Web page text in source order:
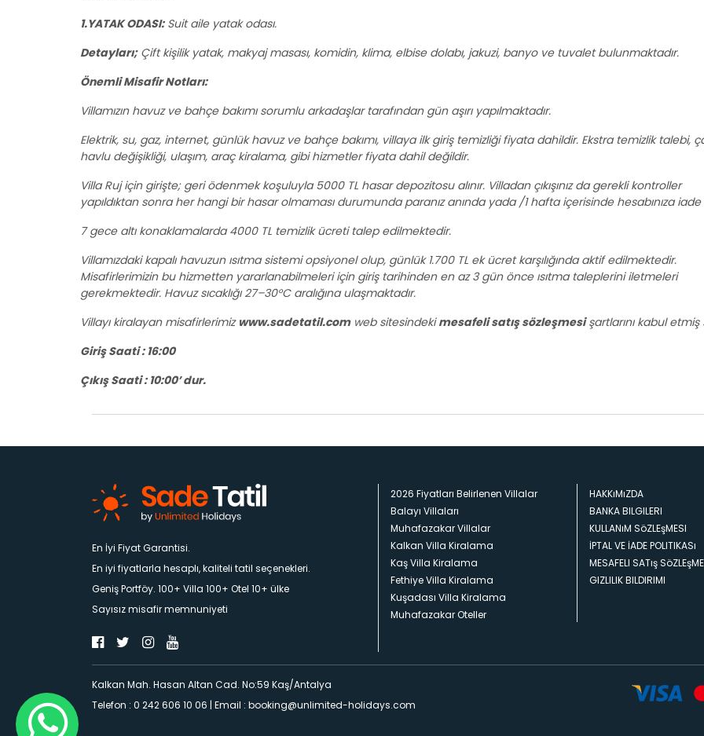
1.YATAK ODASI:Suit aile yatak odası.
Detayları;Çift kişilik yatak, makyaj masası, komidin, klima, elbise dolabı, jakuzi, banyo ve tuvalet bulunmaktadır.
Önemli Misafir Notları:
Villamızın havuz ve bahçe bakımı sorumlu arkadaşlar tarafından gün aşırı yapılmaktadır.
Elektrik, su, gaz, internet, günlük havuz ve bahçe bakımı, villaya ilk giriş temizliği fiyata dahildir. Ekstra temizlik talebi,
havlu değişikliği, ulaşım, araç kiralama, gibi hizmetler fiyata dahil değildir.
Villa Ruj için girişte; geri ödenmek koşuluyla 5000 TL hasar depozitosu alınır. Villadan çıkışınız da gerekli kontroller
yapıldıktan sonra her hangi bir hasar olmaması durumunda paranız anında yada /1 hafta içerisinde hesabınıza iade
7 gece altı konaklamalarda 4000 TL temizlik ücreti talep edilmektedir.
Villamızdaki kapalı havuzun ısıtma sistemi opsiyonel olup, günlük 1.700 TL ek ücret karşılığında aktif edilmektedir.
Misafirlerimizin bu hizmetten yararlanabilmeleri için giriş tarihinden en az 3 gün önce ısıtma taleplerini iletmeleri
gerekmektedir. Havuz sıcaklığı 27–30°C aralığına ulaşmaktadır.
Villayı kiralayan misafirlerimiz www.sadetatil.comweb sitesindekimesafeli satış sözleşmesişartlarını kabul etmiş
Giriş Saati : 16:00
Çıkış Saati : 10:00’ dur.
En İyi Fiyat Garantisi.
En iyi fiyatlarla hesaplı, kaliteli tatil seçenekleri.
Geniş Portföy. 100+ Villa 100+ Otel 10+ ülke
Sayısız misafir memnuniyeti
2026 Fiyatları Belirlenen Villalar
Balayı Villaları
Muhafazakar Villalar
Kalkan Villa Kiralama
Kaş Villa Kiralama
Fethiye Villa Kiralama
Kuşadası Villa Kiralama
Muhafazakar Oteller
HAKKıMıZDA
BANKA BILGILERI
KULLANıM SöZLEşMESI
İPTAL VE İADE POLITIKASı
MESAFELI SATış
GIZLILIK BILDIRIMI
Kalkan Mah. Hasan Altan Cad. No:59 Kaş/Antalya
Telefon : 0 242 606 10 06 | Email : booking@unlimited-holidays.com